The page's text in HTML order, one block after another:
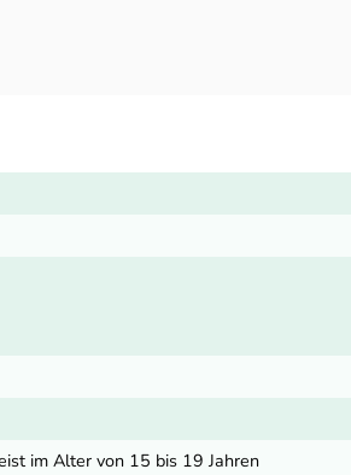
Link
im Alter von 15 bis 19 Jahren